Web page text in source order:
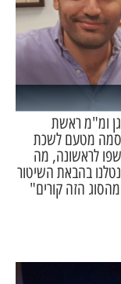
ומ"מ ראשת
מטעם לשכת
לראשונה, מה
בהבאת השיטור
הזה קורים"